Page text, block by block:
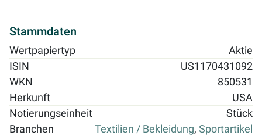
Stammdaten
Wertpapiertyp
Aktie
ISIN
US1170431092
WKN
850531
Herkunft
USA
Notierungseinheit
Stück
Branchen
Textilien / Bekleidung, Sportartikel